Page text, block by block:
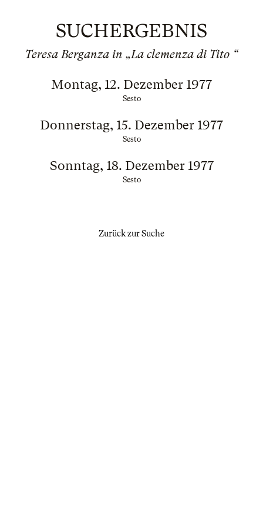
SUCHERGEBNIS
Teresa Berganza in „La clemenza di Tito “
Montag, 12. Dezember 1977
Sesto
Donnerstag, 15. Dezember 1977
Sesto
Sonntag, 18. Dezember 1977
Sesto
Zurück zur Suche